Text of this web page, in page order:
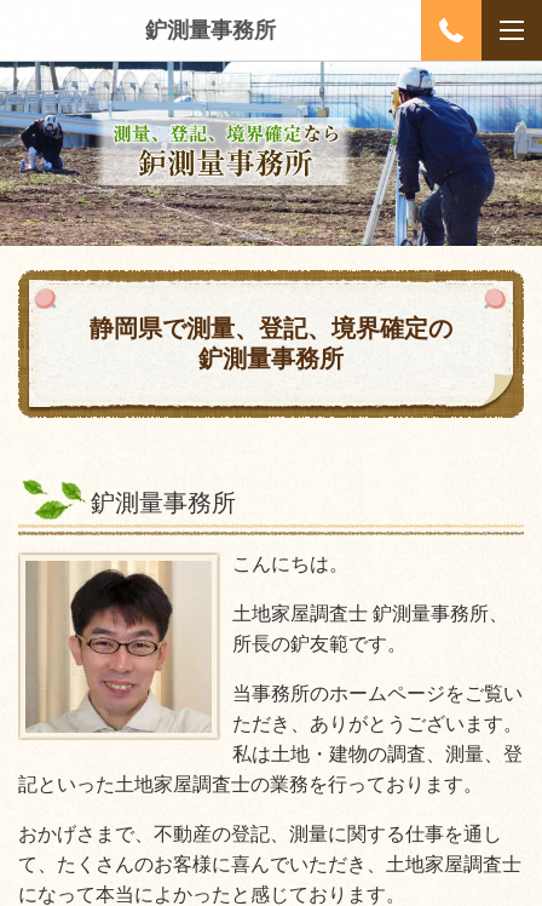
鈩測量事務所
静岡県で測量、登記、境界確定の
鈩測量事務所
鈩測量事務所
こんにちは。
土地家屋調査士 鈩測量事務所、
所長の鈩友範です。
当事務所のホームページをご覧い
ただき、ありがとうございます。
私は土地・建物の調査、測量、登
記といった土地家屋調査士の業務を行っております。
おかげさまで、不動産の登記、測量に関する仕事を通し
て、たくさんのお客様に喜んでいただき、土地家屋調査士
になって本当によかったと感じております。